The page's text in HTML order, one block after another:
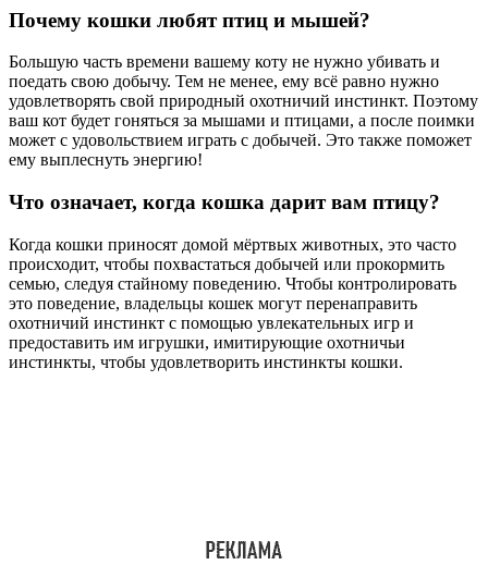
Почему кошки любят птиц и мышей?
Большую часть времени вашему коту не нужно убивать и
поедать свою добычу. Тем не менее, ему всё равно нужно
удовлетворять свой природный охотничий инстинкт. Поэтому
ваш кот будет гоняться за мышами и птицами, а после поимки
может с удовольствием играть с добычей. Это также поможет
ему выплеснуть энергию!
Что означает, когда кошка дарит вам птицу?
Когда кошки приносят домой мёртвых животных, это часто
происходит, чтобы похвастаться добычей или прокормить
семью, следуя стайному поведению. Чтобы контролировать
это поведение, владельцы кошек могут перенаправить
охотничий инстинкт с помощью увлекательных игр и
предоставить им игрушки, имитирующие охотничьи
инстинкты, чтобы удовлетворить инстинкты кошки.